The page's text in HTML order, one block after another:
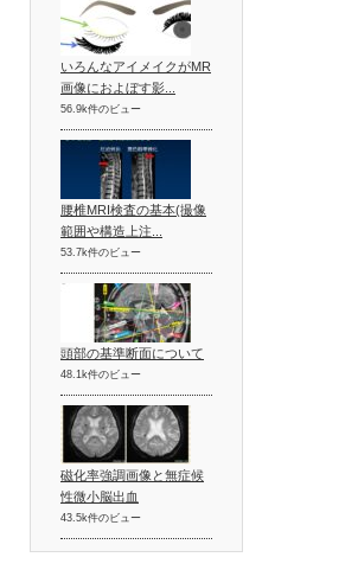
いろんなアイメイクがMR
画像におよぼす影...
56.9k件のビュー
腰椎MRI検査の基本(撮像
範囲や構造上注...
53.7k件のビュー
頭部の基準断面について
48.1k件のビュー
磁化率強調画像と無症候
性微小脳出血
43.5k件のビュー